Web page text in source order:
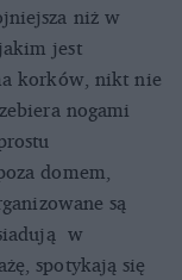
niż w
jest
korków, nikt nie
nogami
domem,
są
w
spotykają się